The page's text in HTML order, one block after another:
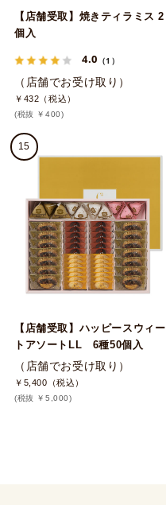
【店舗受取】焼きティラミス 2
個入
4.0 （1）
（店舗でお受け取り）
￥432（税込）
(税抜 ￥400)
15
【店舗受取】ハッピースウィー
トアソートLL 6種50個入
（店舗でお受け取り）
￥5,400（税込）
(税抜 ￥5,000)